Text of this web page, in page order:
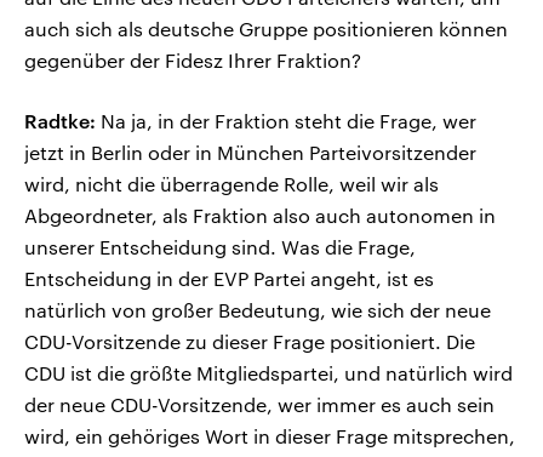
auch sich als deutsche Gruppe positionieren können
gegenüber der Fidesz Ihrer Fraktion?
Radtke: Na ja, in der Fraktion steht die Frage, wer
jetzt in Berlin oder in München Parteivorsitzender
wird, nicht die überragende Rolle, weil wir als
Abgeordneter, als Fraktion also auch autonomen in
unserer Entscheidung sind. Was die Frage,
Entscheidung in der EVP Partei angeht, ist es
natürlich von großer Bedeutung, wie sich der neue
CDU-Vorsitzende zu dieser Frage positioniert. Die
CDU ist die größte Mitgliedspartei, und natürlich wird
der neue CDU-Vorsitzende, wer immer es auch sein
wird, ein gehöriges Wort in dieser Frage mitsprechen,